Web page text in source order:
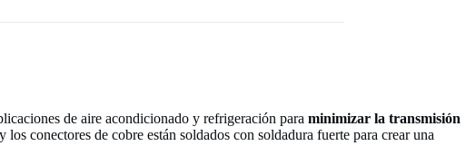
de aire acondicionado y refrigeración para minimizar la transmisión
conectores de cobre están soldados con soldadura fuerte para crear una